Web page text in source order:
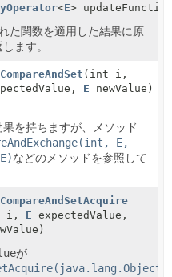
<E>
た関数を適用した結果に原
ます。
(int i,
E newValue)
を持ちますが、メソッド
E,
などのメソッドを参照して
i, E expectedValue,
が